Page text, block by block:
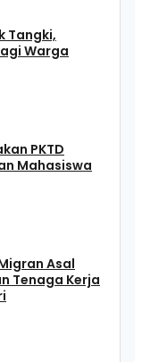
Tangki,
Warga
PKTD
Mahasiswa
Asal
Tenaga Kerja